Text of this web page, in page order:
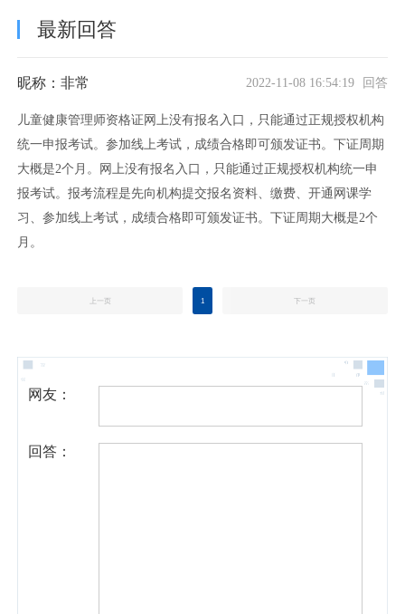
最新回答
昵称：非常 2022-11-08 16:54:19 回答
儿童健康管理师资格证网上没有报名入口，只能通过正规授权机构
统一申报考试。参加线上考试，成绩合格即可颁发证书。下证周期
大概是2个月。网上没有报名入口，只能通过正规授权机构统一申
报考试。报考流程是先向机构提交报名资料、缴费、开通网课学
习、参加线上考试，成绩合格即可颁发证书。下证周期大概是2个
月。
上一页 1 下一页
网友：
回答：